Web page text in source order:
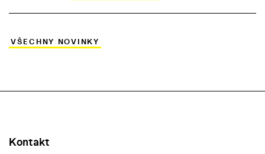
VŠECHNY NOVINKY
Kontakt